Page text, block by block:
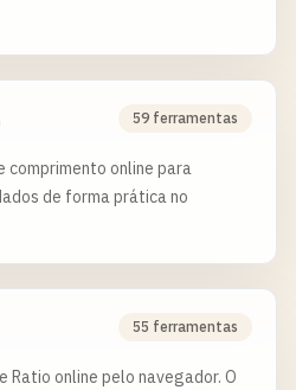
59 ferramentas
comprimento online para
de forma prática no
55 ferramentas
Ratio online pelo navegador. O